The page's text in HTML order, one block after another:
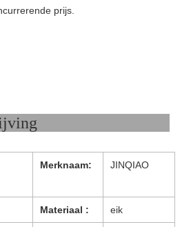
prijs.
Merknaam: JINQIAO
Materiaal : eik